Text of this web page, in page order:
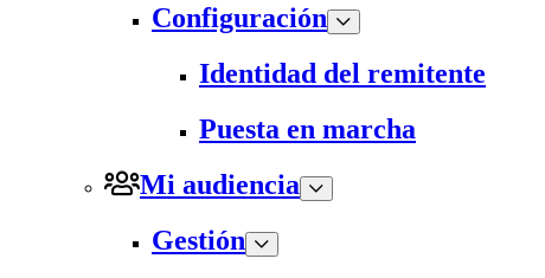
Configuración
Identidad del remitente
Puesta en marcha
Mi audiencia
Gestión